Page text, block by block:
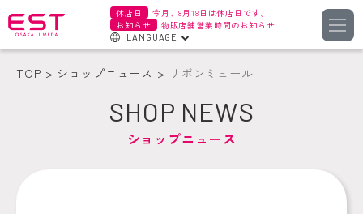
休店日
今月、8月18日は休店日です。
お知らせ
物販店舗営業時間のお知らせ
LANGUAGE
簡体字
繁体字
TOP ショップニュース リボンミュール
SHOP NEWS
ショップニュース